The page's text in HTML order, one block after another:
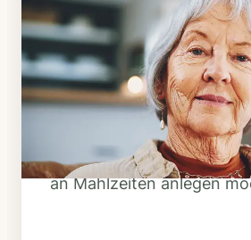
Schritt 1
Klarheit
Überlegen Sie, ob Ihnen
täglich verzehrfertig
soll oder Sie sich einen
an Mahlzeiten anlegen